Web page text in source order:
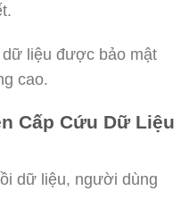
liệu được bảo mật
cao.
Cấp Cứu Dữ Liệu
dữ liệu, người dùng